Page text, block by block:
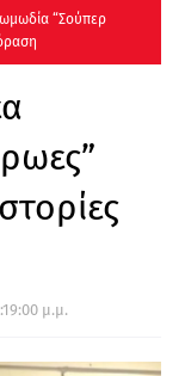
“Σούπερ
μ.μ.